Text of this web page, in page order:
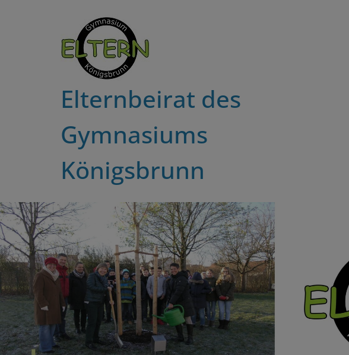
Elternbeirat des
Gymnasiums
Königsbrunn